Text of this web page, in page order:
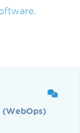
(WebOps)